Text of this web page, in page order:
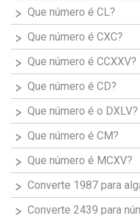
Que número é CL?
Que número é CXC?
Que número é CCXXV?
Que número é CD?
Que número é o DXLV?
Que número é CM?
Que número é MCXV?
Converte 1987 para
Converte 2439 para